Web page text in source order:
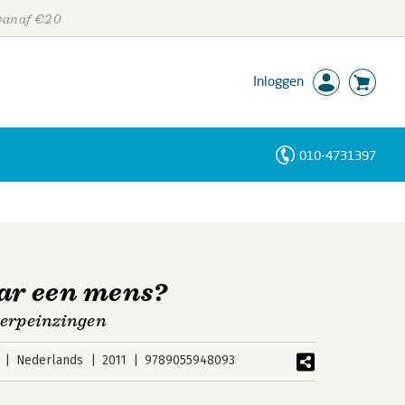
€20
Inloggen
010-4731397
een mens?
Nederlands 2011 9789055948093
Personen